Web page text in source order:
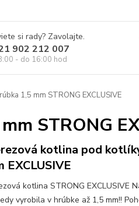
si rady? Zavolajte.
902 212 007
- do 16:00 hod
1,5 mm STRONG EXCLUSIVE
STRONG
kotlina pod
EXCLUSIVE
kotlina STRONG EXCLUSIVE
vyrobila v hrúbke až 1,5 mm!!